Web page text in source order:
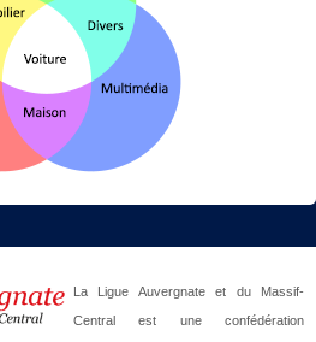
La Ligue Auvergnate et du Massif-
Central est une confédération